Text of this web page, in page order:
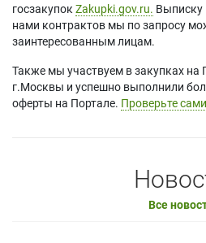
госзакупок Zakupki.gov.ru. Выписку
нами контрактов мы по запросу
заинтересованным лицам.
Также мы участвуем в закупках
г.Москвы и успешно выполнили
оферты на Портале. Проверьте
Все